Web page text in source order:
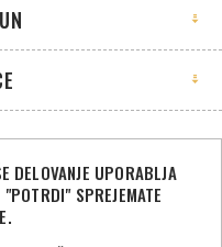
pridržane.
DELOVANJE UPORABLJA
SPREJEMATE